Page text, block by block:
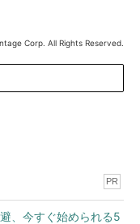
Corp. All Rights Reserved.
PR
、今すぐ始められる5